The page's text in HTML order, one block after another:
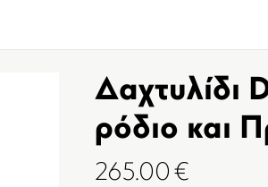
Δαχτυλίδι
ρόδιο και
265.00 €